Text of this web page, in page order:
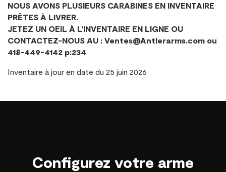
NOUS AVONS PLUSIEURS CARABINES EN INVENTAIRE
PRÊTES À LIVRER.
JETEZ UN OEIL À L’INVENTAIRE EN LIGNE OU
CONTACTEZ-NOUS AU : Ventes@Antlerarms.com ou
418-449-4142 p:234
Inventaire à jour en date du 25 juin 2026
Configurez votre arme